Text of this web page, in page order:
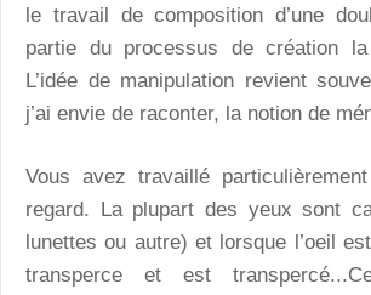
le travail de composition d’une
partie du processus de création
L’idée de manipulation revient
j’ai envie de raconter, la notion de
Vous avez travaillé
regard. La plupart des yeux sont
lunettes ou autre) et lorsque l’oeil
transperce et est